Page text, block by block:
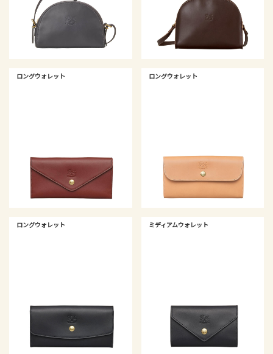
ロングウォレット ロングウォレット
ロングウォレット ミディアムウォレット